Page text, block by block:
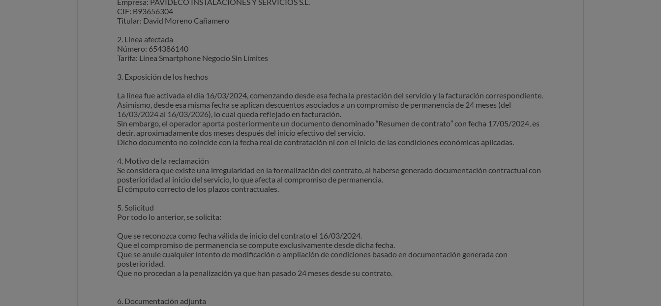
CIF: B93656304
Titular: David Moreno Cañamero
2. Línea afectada
Número: 654386140
Tarifa: Línea Smartphone Negocio Sin Límites
3. Exposición de los hechos
La línea fue activada el día 16/03/2024, comenzando desde esa fecha la prestación del servicio y la facturación correspondiente.
Asimismo, desde esa misma fecha se aplican descuentos asociados a un compromiso de permanencia de 24 meses (del
16/03/2024 al 16/03/2026), lo cual queda reflejado en facturación.
Sin embargo, el operador aporta posteriormente un documento denominado “Resumen de contrato” con fecha 17/05/2024, es
decir, aproximadamente dos meses después del inicio efectivo del servicio.
Dicho documento no coincide con la fecha real de contratación ni con el inicio de las condiciones económicas aplicadas.
4. Motivo de la reclamación
Se considera que existe una irregularidad en la formalización del contrato, al haberse generado documentación contractual con
posterioridad al inicio del servicio, lo que afecta al compromiso de permanencia.
El cómputo correcto de los plazos contractuales.
5. Solicitud
Por todo lo anterior, se solicita:
Que se reconozca como fecha válida de inicio del contrato el 16/03/2024.
Que el compromiso de permanencia se compute exclusivamente desde dicha fecha.
Que se anule cualquier intento de modificación o ampliación de condiciones basado en documentación generada con
posterioridad.
Que no procedan a la penalización ya que han pasado 24 meses desde su contrato.
6. Documentación adjunta